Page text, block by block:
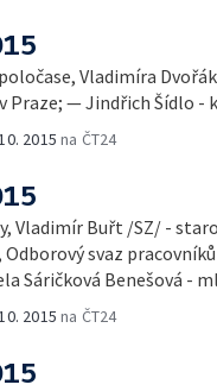
Vladimíra
Praze; — Jindřich Šídlo
2015 na ČT24
Horní Jiřetín; — Jaromír Franta
Odborový svaz
Sáričková Benešová -
2015 na ČT24